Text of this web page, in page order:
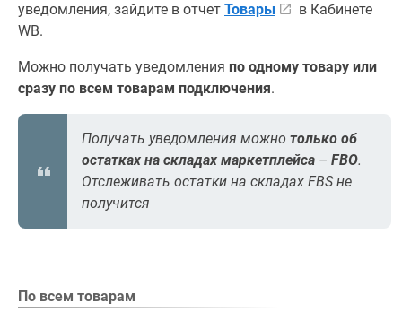
уведомления, зайдите в отчет Товары
в Кабинете
WB.
Можно получать уведомления по одному товару или
сразу по всем товарам подключения.
Получать уведомления можно только об
остатках на складах маркетплейса – FBO.
Отслеживать остатки на складах FBS не
получится
По всем товарам